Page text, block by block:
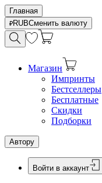
Главная
RUBСменить валюту
Магазин
Импринты
Бестселлеры
Бесплатные
Скидки
Подборки
Автору
Войти в аккаунт